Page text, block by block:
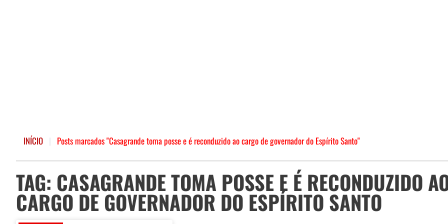
INÍCIO Posts marcados "Casagrande toma posse e é reconduzido ao cargo de governador do Espírito Santo"
TAG: CASAGRANDE TOMA POSSE E É RECONDUZIDO
CARGO DE GOVERNADOR DO ESPÍRITO SANTO